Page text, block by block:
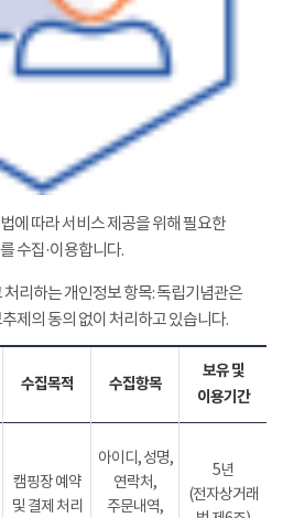
에 따라 서비스 제공을 위해 필요한
수집·이용합니다.
리하는 개인정보 항목: 독립기념관은
제의 동의 없이 처리하고 있습니다.
수집목적 수집항목
보유 및
이용기간
캠핑장 예약
및 결제 처리
아이디, 성명,
연락처,
주문내역,
5년
(전자상거래